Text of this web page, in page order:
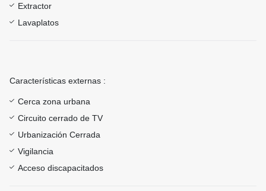
Extractor
Lavaplatos
Características externas :
Cerca zona urbana
Circuito cerrado de TV
Urbanización Cerrada
Vigilancia
Acceso discapacitados